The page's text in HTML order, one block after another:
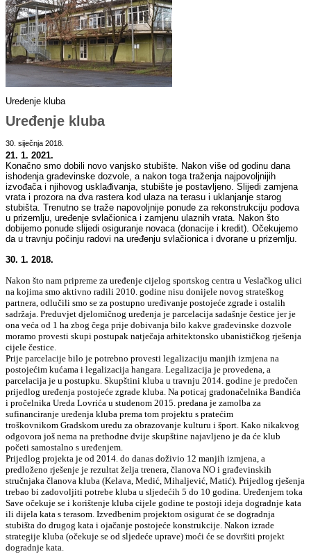
Uređenje kluba
Uređenje kluba
30. siječnja 2018.
21. 1. 2021.
Konačno smo dobili novo vanjsko stubište. Nakon više od godinu dana
ishođenja građevinske dozvole, a nakon toga traženja najpovoljnijih
izvođača i njihovog usklađivanja, stubište je postavljeno. Slijedi zamjena
vrata i prozora na dva rastera kod ulaza na terasu i uklanjanje starog
stubišta. Trenutno se traže napovoljnije ponude za rekonstrukciju podova
u prizemlju, uređenje svlačionica i zamjenu ulaznih vrata. Nakon što
dobijemo ponude slijedi osiguranje novaca (donacije i kredit). Očekujemo
da u travnju počinju radovi na uređenju svlačionica i dvorane u prizemlju.
30. 1. 2018.
Nakon što nam pripreme za uređenje cijelog sportskog centra u Veslačkog ulici
na kojima smo aktivno radili 2010. godine nisu donijele novog strateškog
partnera, odlučili smo se za postupno uređivanje postojeće zgrade i ostalih
sadržaja. Preduvjet djelomičnog uređenja je parcelacija sadašnje čestice jer je
ona veća od 1 ha zbog čega prije dobivanja bilo kakve građevinske dozvole
moramo provesti skupi postupak natječaja arhitektonsko ubanističkog rješenja
cijele čestice.
Prije parcelacije bilo je potrebno provesti legalizaciju manjih izmjena na
postojećim kućama i legalizacija hangara. Legalizacija je provedena, a
parcelacija je u postupku. Skupštini kluba u travnju 2014. godine je predočen
prijedlog uređenja postojeće zgrade kluba. Na poticaj gradonačelnika Bandića
i pročelnika Ureda Lovrića u studenom 2015. predana je zamolba za
sufinanciranje uređenja kluba prema tom projektu s pratećim
troškovnikom Gradskom uredu za obrazovanje kulturu i šport. Kako nikakvog
odgovora još nema na prethodne dvije skupštine najavljeno je da će klub
početi samostalno s uređenjem.
Prijedlog projekta je od 2014. do danas doživio 12 manjih izmjena, a
predloženo rješenje je rezultat želja trenera, članova NO i građevinskih
stručnjaka članova kluba (Kelava, Medić, Mihaljević, Matić). Prijedlog rješenja
trebao bi zadovoljiti potrebe kluba u sljedećih 5 do 10 godina. Uređenjem toka
Save očekuje se i korištenje kluba cijele godine te postoji ideja dogradnje kata
ili dijela kata s terasom. Izvedbenim projektom osigurat će se dogradnja
stubišta do drugog kata i ojačanje postojeće konstrukcije. Nakon izrade
strategije kluba (očekuje se od sljedeće uprave) moći će se dovršiti projekt
dogradnje kata.